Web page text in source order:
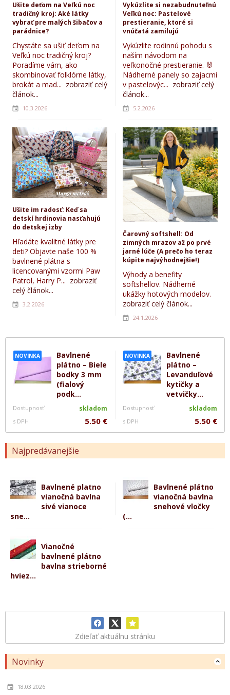
NOVINKA
Bavlnené
plátno – Biele
bodky 3 mm
(fialový
podk...
Dostupnosť skladom
s DPH 5.50 €
NOVINKA
Bavlnené
plátno –
Levanduľové
kytičky a
vetvičky...
Dostupnosť skladom
s DPH 5.50 €
Najpredávanejšie
Bavlnené platno
vianočná bavlna
sivé vianoce
sne...
Bavlnené plátno
vianočná bavlna
snehové vločky
(...
Vianočné
bavlnené plátno
bavlna strieborné
hviez...
Zdieľať aktuálnu stránku
Novinky
18.03.2026
Ušite deťom na Veľkú noc
tradičný kroj: Aké látky
vybrať pre malých šibačov a
parádnice?
Chystáte sa ušiť deťom na
Veľkú noc tradičný kroj?
Poradíme vám, ako
skombinovať folklórne látky,
brokát a mad... zobraziť celý
článok...
10.3.2026
Vykúzlite si nezabudnuteľnú
Veľkú noc: Pastelové
prestieranie, ktoré si
vnúčatá zamilujú
Vykúzlite rodinnú pohodu s
naším návodom na
veľkonočné prestieranie. 🐰
Nádherné panely so zajacmi
v pastelovýc... zobraziť celý
článok...
5.2.2026
Ušite im radosť: Keď sa
detskí hrdinovia nasťahujú
do detskej izby
Hľadáte kvalitné látky pre
deti? Objavte naše 100 %
bavlnené plátna s
licencovanými vzormi Paw
Patrol, Harry P... zobraziť
celý článok...
3.2.2026
Čarovný softshell: Od
zimných mrazov až po prvé
jarné lúče (A prečo ho teraz
kúpite najvýhodnejšie!)
Výhody a benefity
softshellov. Nádherné
ukážky hotových modelov.
zobraziť celý článok...
24.1.2026